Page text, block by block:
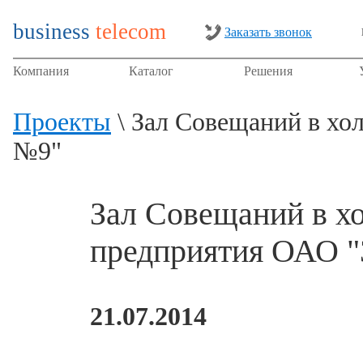
business telecom Заказать звонок
Компания Каталог Решения
Проекты \ Зал Совещаний в
№9"
Зал Совещаний в
предприятия ОАО
21.07.2014